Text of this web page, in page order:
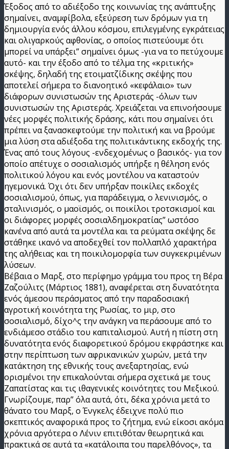
Έξοδος από το αδιέξοδο της κοινωνίας της ανάπτυξης
σημαίνει, αναμφίβολα, εξεύρεση των δρόμων για τη
δημιουργία ενός άλλου κόσμου, επιλεγμένης εγκράτειας
και ολιγαρκούς αφθονίας, ο οποίος πιστεύουμε ότι
μπορεί να υπάρξει” σημαίνει όμως -για να το πετύχουμε
αυτό- και την έξοδο από το τέλμα της «κριτικής»
σκέψης, δηλαδή της ετοιματζίδικης σκέψης που
αποτελεί σήμερα το διανοητικό «κεφάλαιο» των
διάφορων συνιστωσών της Αριστεράς -όλων των
συνιστωσών της Αριστεράς. Χρειάζεται να επινοήσουμε
νέες μορφές πολιτικής δράσης, κάτι που σημαίνει ότι
πρέπει να ξανασκεφτούμε την πολιτική και να βρούμε
μια λύση στα αδιέξοδα της πολιτικάντικης εκδοχής της.
Ένας από τους λόγους -ενδεχομένως ο βασικός- για τον
οποίο απέτυχε ο σοσιαλισμός υπήρξε η θέληση ενός
πολιτικού λόγου και ενός μοντέλου να καταστούν
ηγεμονικά. Όχι ότι δεν υπήρξαν ποικίλες εκδοχές
σοσιαλισμού, όπως, για παράδειγμα, ο λενινισμός, ο
σταλινισμός, ο μαοϊσμός, οι ποικίλοι τροτσκισμοί και
οι διάφορες μορφές σοσιαλδημοκρατίας” ωστόσο
κανένα από αυτά τα μοντέλα και τα ρεύματα σκέψης δε
στάθηκε ικανό να αποδεχθεί τον πολλαπλό χαρακτήρα
της αλήθειας και τη ποικιλομορφία των συγκεκριμένων
λύσεων.
Βέβαια ο Μαρξ, στο περίφημο γράμμα του προς τη Βέρα
Ζαζούλιτς (Μάρτιος 1881), αναφέρεται στη δυνατότητα
ενός άμεσου περάσματος από την παραδοσιακή
αγροτική κοινότητα της Ρωσίας, το μιρ, στο
σοσιαλισμό, δίχο^ς την ανάγκη να περάσουμε από το
ενδιάμεσο στάδιο του καπιταλισμού. Αυτή η πίστη στη
δυνατότητα ενός διαφορετικού δρόμου εκφράστηκε και
στην περίπτωση των αφρικανικών χωρών, μετά την
κατάκτηση της εθνικής τους ανεξαρτησίας, ενώ
ορισμένοι την επικαλούνται σήμερα σχετικά με τους
Ζαπατίστας και τις ιθαγενικές κοινότητες του Μεξικού.
Γνωρίζουμε, παρ” όλα αυτά, ότι, δέκα χρόνια μετά το
θάνατο του Μαρξ, ο Ένγκελς έδειχνε πολύ πιο
σκεπτικός αναφορικά προς το ζήτημα, ενώ είκοσι ακόμα
χρόνια αργότερα ο Λένιν επιτιθόταν θεωρητικά και
πρακτικά σε αυτά τα «κατάλοιπα του παρελθόνος», τα